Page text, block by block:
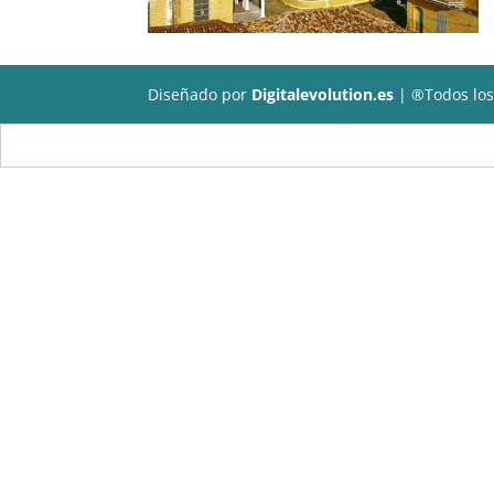
Diseñado por Digitalevolution.es | ®Todos